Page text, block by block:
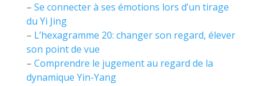
– Se connecter à ses émotions lors d’un tirage
du Yi Jing
– L’hexagramme 20: changer son regard, élever
son point de vue
– Comprendre le jugement au regard de la
dynamique Yin-Yang